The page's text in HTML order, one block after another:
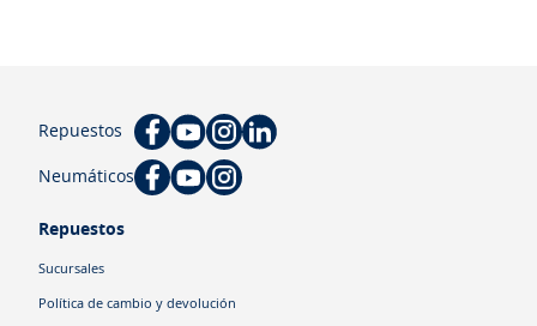
Repuestos
Neumáticos
Repuestos
Sucursales
Política de cambio y devolución